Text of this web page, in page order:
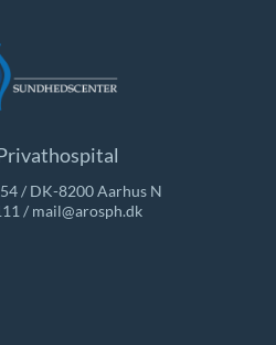
/ DK-8200 Aarhus N
/ mail@arosph.dk